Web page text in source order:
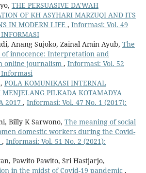
THE PERSUASIVE DA'WAH
OF KH ASYHARI MARZUQI AND ITS
IN MODERN LIFE , Informasi: Vol. 49
Anang Sujoko, Zainal Amin Ayub, The
innocence: Interpretation and
online journalism , Informasi: Vol. 52
Informasi
POLA KOMUNIKASI INTERNAL
MENJELANG PILKADA KOTAMADYA
2017 , Informasi: Vol. 47 No. 1 (2017):
Billy K Sarwono, The meaning of social
domestic workers during the Covid-
, Informasi: Vol. 51 No. 2 (2021):
Pawito Pawito, Sri Hastjarjo,
in the midst of Covid-19 pandemic ,